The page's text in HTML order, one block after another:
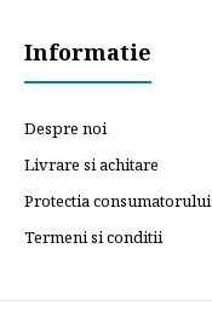
Informatie
Despre noi
Livrare si achitare
Protectia consumatorului
Termeni si conditii